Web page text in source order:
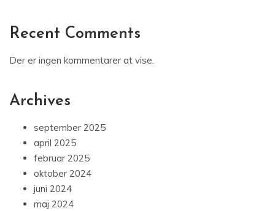
Recent Comments
Der er ingen kommentarer at vise.
Archives
september 2025
april 2025
februar 2025
oktober 2024
juni 2024
maj 2024